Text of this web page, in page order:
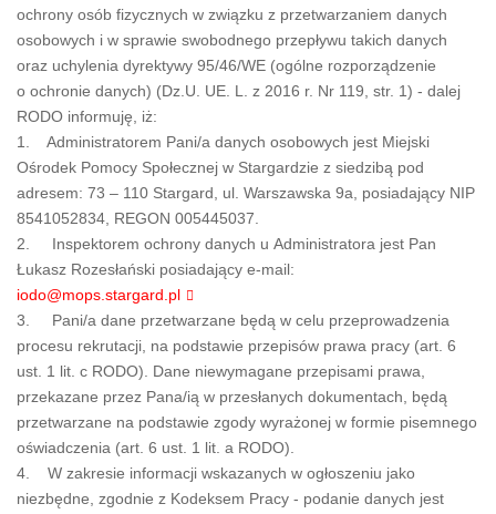
ochrony osób fizycznych w związku z przetwarzaniem danych
osobowych i w sprawie swobodnego przepływu takich danych
oraz uchylenia dyrektywy 95/46/WE (ogólne rozporządzenie
o ochronie danych) (Dz.U. UE. L. z 2016 r. Nr 119, str. 1) - dalej
RODO informuję, iż:
1. Administratorem Pani/a danych osobowych jest Miejski
Ośrodek Pomocy Społecznej w Stargardzie z siedzibą pod
adresem: 73 – 110 Stargard, ul. Warszawska 9a, posiadający NIP
8541052834, REGON 005445037.
2. Inspektorem ochrony danych u Administratora jest Pan
Łukasz Rozesłański posiadający e-mail:
iodo@mops.stargard.pl
3. Pani/a dane przetwarzane będą w celu przeprowadzenia
procesu rekrutacji, na podstawie przepisów prawa pracy (art. 6
ust. 1 lit. c RODO). Dane niewymagane przepisami prawa,
przekazane przez Pana/ią w przesłanych dokumentach, będą
przetwarzane na podstawie zgody wyrażonej w formie pisemnego
oświadczenia (art. 6 ust. 1 lit. a RODO).
4. W zakresie informacji wskazanych w ogłoszeniu jako
niezbędne, zgodnie z Kodeksem Pracy - podanie danych jest